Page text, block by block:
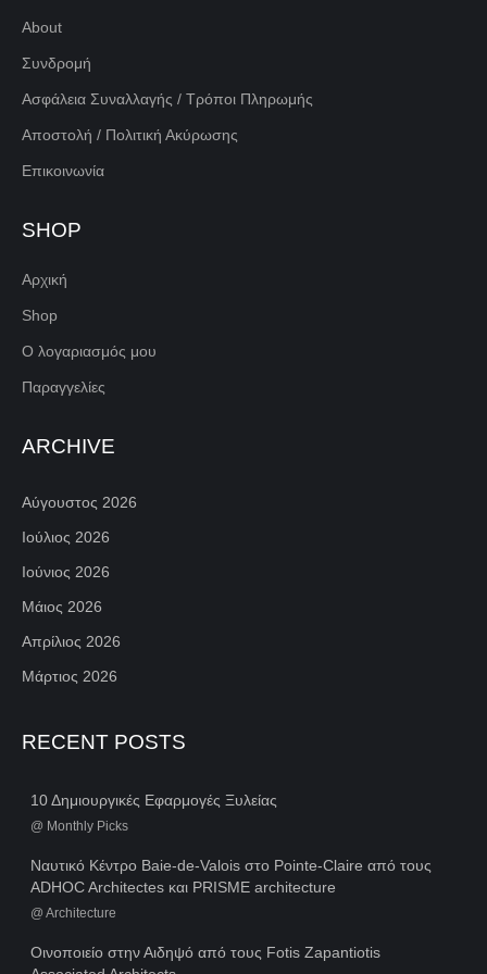
About
Συνδρομή
Ασφάλεια Συναλλαγής / Τρόποι Πληρωμής
Αποστολή / Πολιτική Ακύρωσης
Επικοινωνία
SHOP
Αρχική
Shop
Ο λογαριασμός μου
Παραγγελίες
ARCHIVE
Αύγουστος 2026
Ιούλιος 2026
Ιούνιος 2026
Μάιος 2026
Απρίλιος 2026
Μάρτιος 2026
RECENT POSTS
10 Δημιουργικές Εφαρμογές Ξυλείας
@ Monthly Picks
Ναυτικό Κέντρο Baie-de-Valois στο Pointe-Claire από τους
ADHOC Architectes και PRISME architecture
@ Architecture
Οινοποιείο στην Αιδηψό από τους Fotis Zapantiotis